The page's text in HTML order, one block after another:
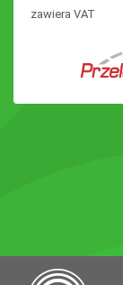
zawiera VAT